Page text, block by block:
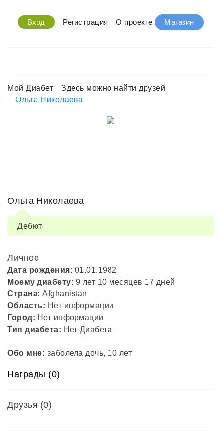
Вход Регистрация О проекте Магазин
Мой Диабет
Здесь можно найти друзей
Ольга Николаева
Ольга Николаева
Дебют
Личное
Дата рождения: 01.01.1982
Моему диабету: 9 лет 10 месяцев 17 дней
Страна: Afghanistan
Область: Нет информации
Город: Нет информации
Тип диабета: Нет Диабета
Обо мне: заболела дочь, 10 лет
Награды (0)
Друзья (0)